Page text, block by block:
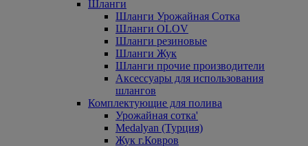
Шланги
Шланги Урожайная Сотка
Шланги OLOV
Шланги резиновые
Шланги Жук
Шланги прочие производители
Аксессуары для использования
шлангов
Комплектующие для полива
Урожайная сотка'
Medalyan (Турция)
Жук г.Ковров